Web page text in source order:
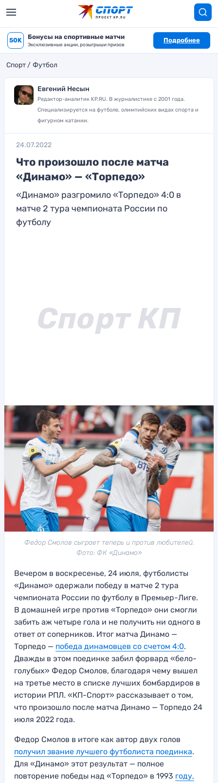
50K Бонусы на спортивные матчи
Эксклюзивные акции, розыгрыши призов
Подробнее
Спорт Футбол
Евгений Несын
Редактор-аналитик KP.RU. В журналистике с 2001 года.
Специализируется на футболе, олимпийских видах спорта и
фигурном катании.
24.07.2022
Что произошло после матча
«Динамо» — «Торпедо»
«Динамо» разгромило «Торпедо» 4:0 в
матче 2 тура чемпионата России по
футболу
Федор Смолов сыграет теперь и против любителей.
Фото: ФК «Динамо»
Вечером в воскресенье, 24 июля, футболисты
«Динамо» одержали победу в матче 2 тура
чемпионата России по футболу в Премьер-Лиге.
В домашней игре против «Торпедо» они смогли
забить аж четыре гола и не получить ни одного в
ответ от соперников. Итог матча Динамо —
Торпедо — победа динамовцев со счетом 4:0.
Дважды в этом поединке забил форвард «бело-
голубых» Федор Смолов, благодаря чему вышел
на третье место в списке лучших бомбардиров в
истории РПЛ. «КП-Спорт» рассказывает о том,
что произошло после матча Динамо — Торпедо 24
июля 2022 года.
Федор Смолов в итоге как автор двух голов
получил звание лучшего футболиста поединка.
Для «Динамо» этот результат — полное
повторение победы над «Торпедо» в 1993 году,